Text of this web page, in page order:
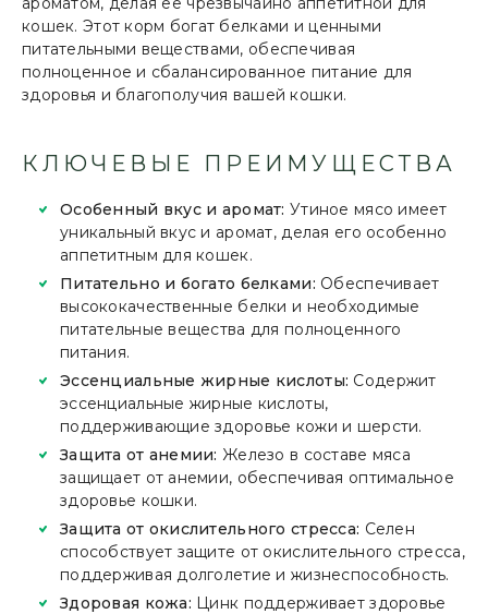
кошек. Этот корм богат белками и ценными
питательными веществами, обеспечивая
полноценное и сбалансированное питание для
здоровья и благополучия вашей кошки.
КЛЮЧЕВЫЕ ПРЕИМУЩЕСТВА
Особенный вкус и аромат: Утиное мясо имеет
уникальный вкус и аромат, делая его особенно
аппетитным для кошек.
Питательно и богато белками: Обеспечивает
высококачественные белки и необходимые
питательные вещества для полноценного
питания.
Эссенциальные жирные кислоты: Содержит
эссенциальные жирные кислоты,
поддерживающие здоровье кожи и шерсти.
Защита от анемии: Железо в составе мяса
защищает от анемии, обеспечивая оптимальное
здоровье кошки.
Защита от окислительного стресса: Селен
способствует защите от окислительного стресса,
поддерживая долголетие и жизнеспособность.
Здоровая кожа: Цинк поддерживает здоровье